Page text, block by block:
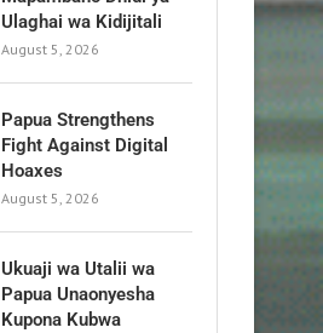
Ulaghai wa Kidijitali
August 5, 2026
Papua Strengthens
Fight Against Digital
Hoaxes
August 5, 2026
Ukuaji wa Utalii wa
Papua Unaonyesha
Kupona Kubwa